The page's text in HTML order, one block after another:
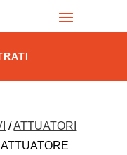
/ATTUATORI
ATTUATORE